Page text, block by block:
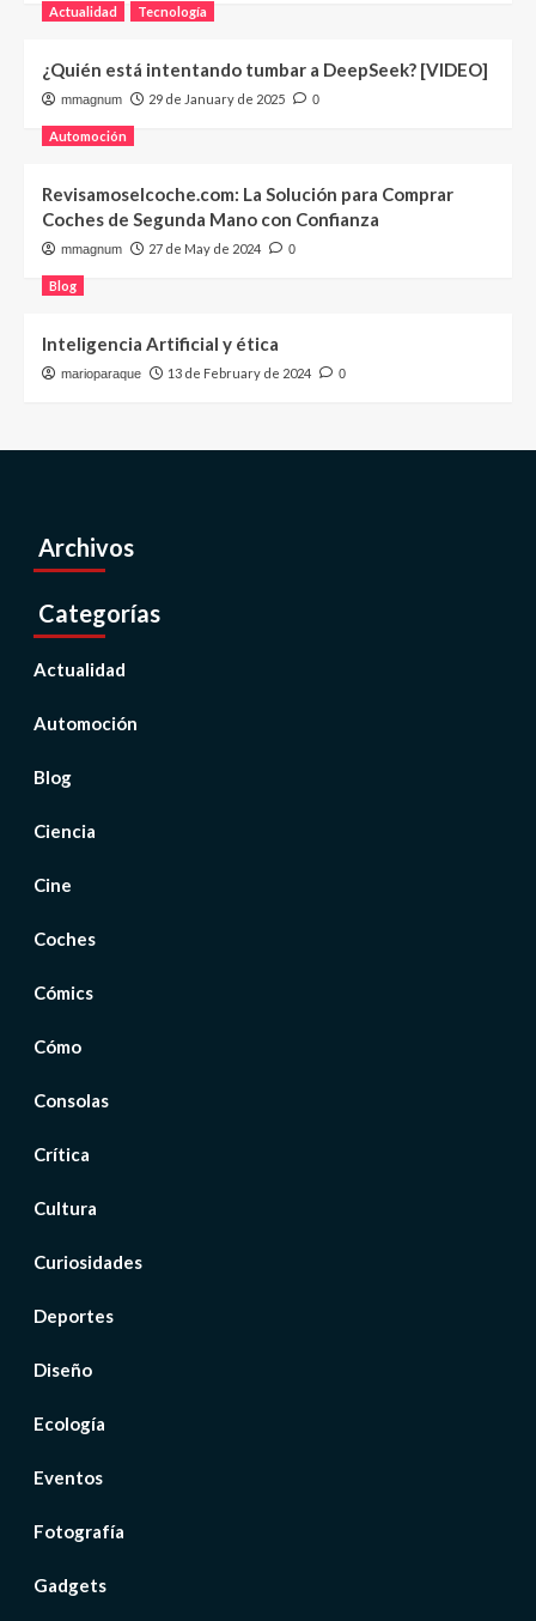
Actualidad Tecnología
¿Quién está intentando tumbar a DeepSeek? [VIDEO]
mmagnum 29 de January de 2025 0
Automoción
Revisamoselcoche.com: La Solución para Comprar
Coches de Segunda Mano con Confianza
mmagnum 27 de May de 2024 0
Blog
Inteligencia Artificial y ética
marioparaque 13 de February de 2024 0
Archivos
Categorías
Actualidad
Automoción
Blog
Ciencia
Cine
Coches
Cómics
Cómo
Consolas
Crítica
Cultura
Curiosidades
Deportes
Diseño
Ecología
Eventos
Fotografía
Gadgets